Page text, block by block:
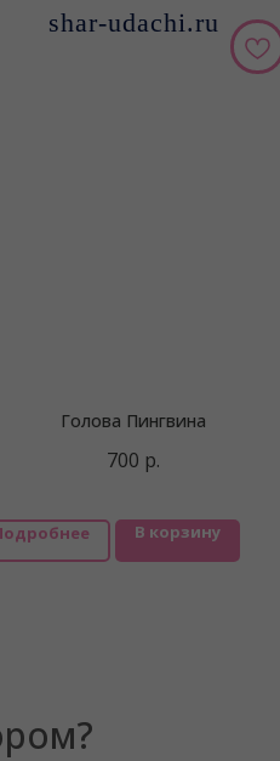
shar-udachi.ru
Голова Пингвина
700 р.
В корзину